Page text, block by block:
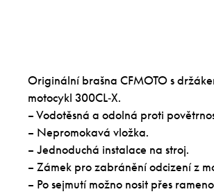
Originální brašna CFMOTO s
motocykl 300CL‑X.
– Vodotěsná a odolná proti
– Nepromokavá vložka.
– Jednoduchá instalace na stroj.
– Zámek pro zabránění odcizení z
– Po sejmutí možno nosit přes